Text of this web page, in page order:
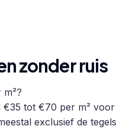
zonder ruis
€35 tot €70 per m² voor
exclusief de tegels